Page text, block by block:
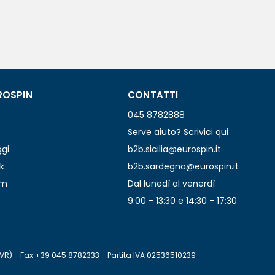
CONTATTI
045 8782888
Serve aiuto? Scrivici qui
b2b.sicilia@eurospin.it
b2b.sardegna@eurospin.it
Dal lunedì al venerdì
9:00 - 13:30 e 14:30 - 17:30
- Fax +39 045 8782333 - Partita IVA 02536510239